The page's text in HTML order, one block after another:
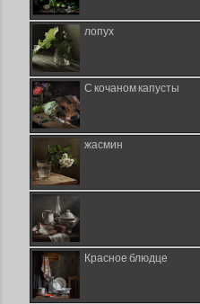
лопух
С кочаном капусты
жасмин
Красное блюдце